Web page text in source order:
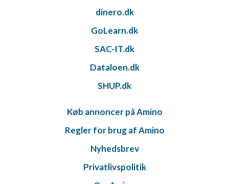
dinero.dk
GoLearn.dk
SAC-IT.dk
Dataloen.dk
SHUP.dk
Køb annoncer på Amino
Regler for brug af Amino
Nyhedsbrev
Privatlivspolitik